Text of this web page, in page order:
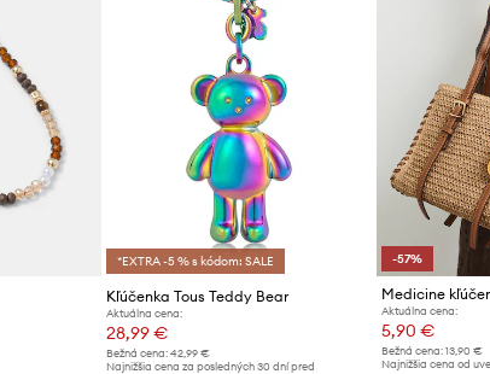
*EXTRA -5 % s kódom: SALE
Kľúčenka Tous Teddy Bear
Aktuálna cena:
28,99 €
Bežná cena: 42,99 €
Najnižšia cena za posledných 30 dní pred
-57%
Medicine
Aktuálna cena:
5,90 €
Bežná cena: 13,90 €
Najnižšia cena od